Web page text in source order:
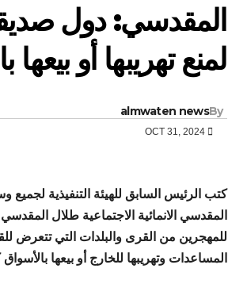
المقدسي: دول
لمنع تهريبها أو بيعها
By
almwaten news
OCT 31, 2024
المقدسي الانمائية الاجتماعية طلال
للمهجرين من القرى والبلدات التي تتعرض
المساعدات وتهريبها للخارج أو بيعها